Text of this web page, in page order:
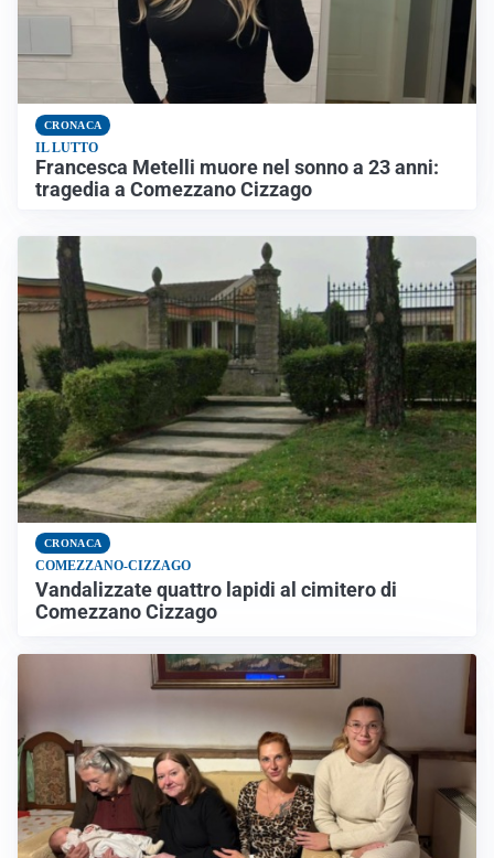
CRONACA
IL LUTTO
Francesca Metelli muore nel sonno a 23 anni:
tragedia a Comezzano Cizzago
CRONACA
COMEZZANO-CIZZAGO
Vandalizzate quattro lapidi al cimitero di
Comezzano Cizzago